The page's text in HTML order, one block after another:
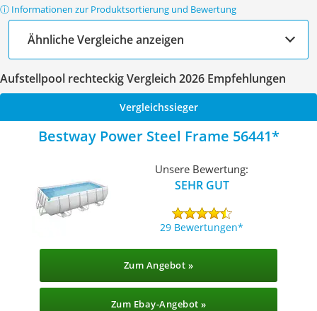
ⓘ Informationen zur Produktsortierung und Bewertung
Ähnliche Vergleiche anzeigen
Aufstellpool rechteckig Vergleich 2026 Empfehlungen
Vergleichssieger
Bestway Power Steel Frame 56441
Unsere Bewertung:
SEHR GUT
29 Bewertungen
Zum Angebot »
Zum Ebay-Angebot »